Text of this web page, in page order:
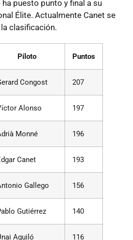
puesto punto y final a su
Élite. Actualmente Canet se
clasificación.
Piloto Puntos
Congost 207
Alonso 197
Monné 196
Canet 193
Gallego 156
Gutiérrez 140
Aguiló 116